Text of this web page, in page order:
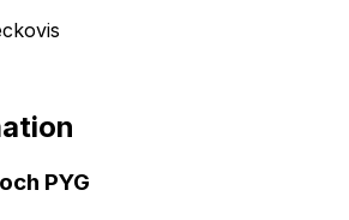
PYG